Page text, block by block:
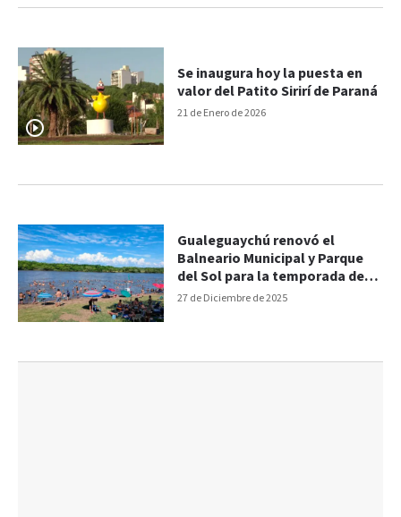
21 de Enero de 2026
Se inaugura hoy la puesta en
valor del Patito Sirirí de Paraná
27 de Diciembre de 2025
Gualeguaychú renovó el
Balneario Municipal y Parque
del Sol para la temporada de
verano